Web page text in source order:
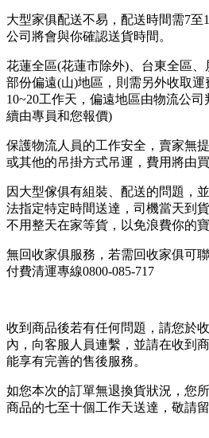
大型家俱配送不易，配送時間需7至
公司將會與你確認送貨時間。
花蓮全區(花蓮市除外)、台東全區、
部份偏遠(山)地區，則需另外收取
10~20工作天，偏遠地區由物流公
續由專員和您報價)
保護物流人員的工作安全，賣家無
或其他的吊掛方式吊運，費用將由買
因大型傢俱有組裝、配送的問題，
法指定特定時間送達，司機當天到
不用整天在家等貨，以免浪費你的寶
無回收家俱服務，若需回收家俱可
付費清運專線0800-085-717
收到商品後若有任何問題，請您於
內，向客服人員連繫，並請在收到
能享有完善的售後服務。
如您本次的訂單無退換貨狀況，您
商品的七至十個工作天送達，敬請留